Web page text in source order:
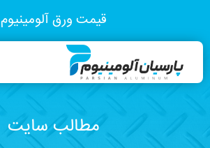
قیمت ورق آلومینیوم
مطالب سایت